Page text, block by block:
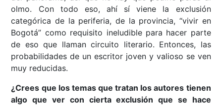
olmo. Con todo eso, ahí sí viene la exclusión
categórica de la periferia, de la provincia, “vivir en
Bogotá” como requisito ineludible para hacer parte
de eso que llaman circuito literario. Entonces, las
probabilidades de un escritor joven y valioso se ven
muy reducidas.
¿Crees que los temas que tratan los autores tienen
algo que ver con cierta exclusión que se hace